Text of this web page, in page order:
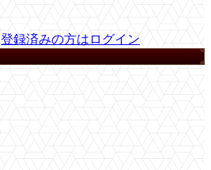
登録済みの方はログイン